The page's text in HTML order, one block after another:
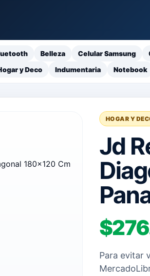
Belleza Celular Samsung
y Deco
Indumentaria Notebook
HOGAR Y
Jd
Para evitar